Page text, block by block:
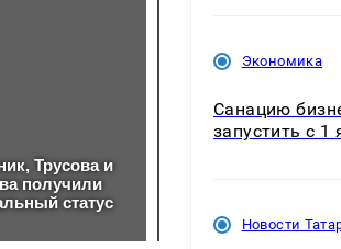
Экономика
Санацию
запустить с 1
Новости